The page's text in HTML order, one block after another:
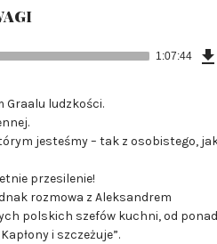
1:07:44
Graalu ludzkości.
jesteśmy – tak z osobistego,
przesilenie!
rozmowa z Aleksandrem
polskich szefów kuchni, od ponad
i szczeżuje”.